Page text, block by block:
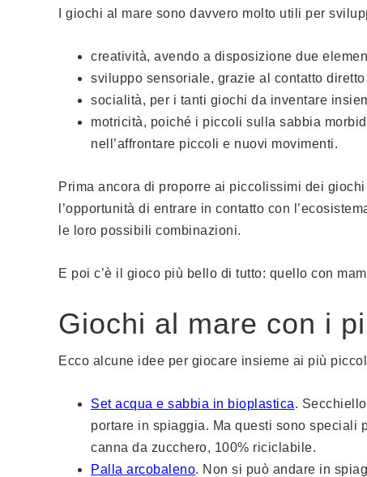
I giochi al mare sono davvero molto utili per
creatività, avendo a disposizione due
sviluppo sensoriale, grazie al contatto
socialità, per i tanti giochi da inventare
motricità, poiché i piccoli sulla sabbia
nell’affrontare piccoli e nuovi movimenti.
Prima ancora di proporre ai piccolissimi dei
l’opportunità di entrare in contatto con
le loro possibili combinazioni.
E poi c’è il gioco più bello di tutto: quello con
Giochi al mare con i
Ecco alcune idee per giocare insieme ai più
Set acqua e sabbia in bioplastica.
portare in spiaggia. Ma questi sono speciali
canna da zucchero, 100% riciclabile.
Palla arcobaleno. Non si può andare in